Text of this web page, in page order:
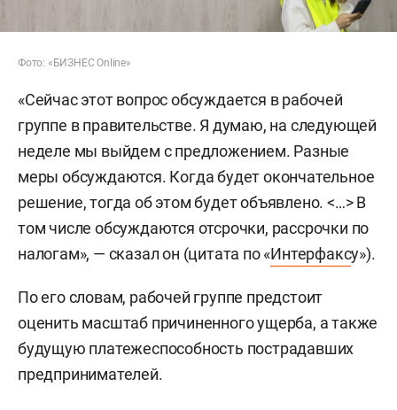
Фото: «БИЗНЕС Online»
«Сейчас этот вопрос обсуждается в рабочей
группе в правительстве. Я думаю, на следующей
неделе мы выйдем с предложением. Разные
меры обсуждаются. Когда будет окончательное
решение, тогда об этом будет объявлено. <…> В
том числе обсуждаются отсрочки, рассрочки по
налогам», — сказал он (цитата по «Интерфаксу»).
По его словам, рабочей группе предстоит
оценить масштаб причиненного ущерба, а также
будущую платежеспособность пострадавших
предпринимателей.